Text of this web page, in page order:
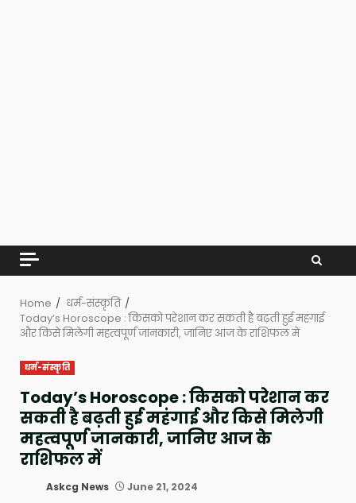
Home
धर्म-संस्कृति
Today’s Horoscope : किसको परेशान कर सकती है बढ़ती हुई महंगाई
और किसे मिलेगी महत्वपूर्ण जानकारी, जानिए आज के राशिफल में
धर्म-संस्कृति
Today’s Horoscope : किसको परेशान कर
सकती है बढ़ती हुई महंगाई और किसे मिलेगी
महत्वपूर्ण जानकारी, जानिए आज के
राशिफल में
Askcg News June 21, 2024